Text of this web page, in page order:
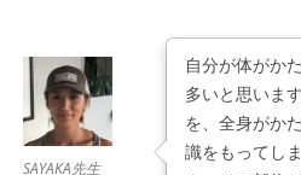
SAYAKA先生
自分が体がか
多いと思いま
を、全身がか
識をもってし